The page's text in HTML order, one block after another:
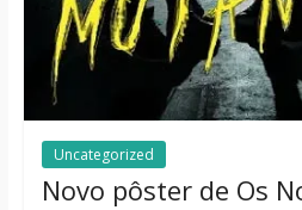
Uncategorized
Novo pôster de Os